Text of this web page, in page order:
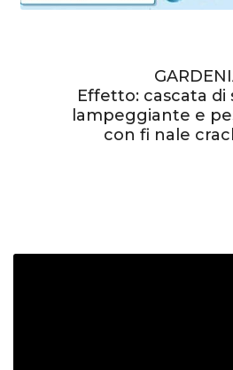
Effetto: cascata di
lampeggiante e
con fi nale